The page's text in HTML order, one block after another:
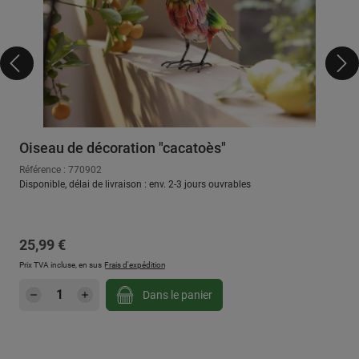
Oiseau de décoration "cacatoès"
Référence : 770902
Disponible, délai de livraison : env. 2-3 jours ouvrables
Prix régulier :
25,99 €
Prix TVA incluse, en sus Frais d'expédition
Quantité de produit : Entrez la quantité
Dans le panier